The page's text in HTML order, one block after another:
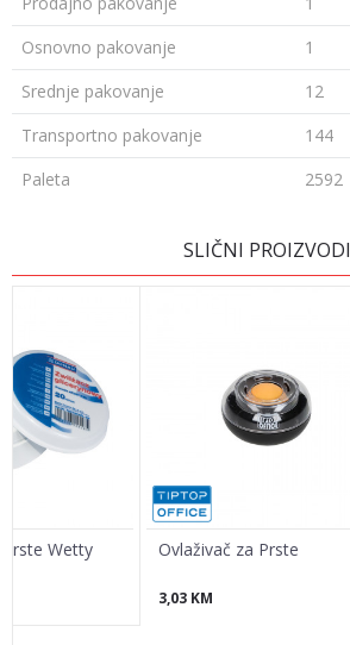
Osnovno pakovanje
1
Srednje pakovanje
12
Transportno pakovanje
144
Paleta
2592
Poruka
SLIČNI PROIZVODI
prste Wetty Ovlaživač za Prste
3,03 KM